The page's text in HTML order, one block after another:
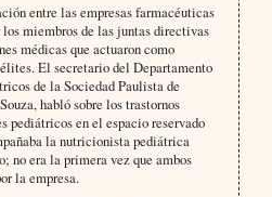
entre las empresas farmacéuticas
miembros de las juntas directivas
médicas que actuaron como
El secretario del Departamento
de la Sociedad Paulista de
habló sobre los trastornos
pediátricos en el espacio reservado
la nutricionista pediátrica
no era la primera vez que ambos
la empresa.